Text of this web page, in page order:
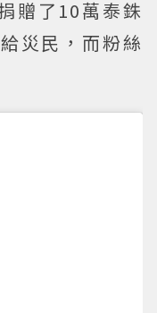
贈了10萬泰銖
災民，而粉絲